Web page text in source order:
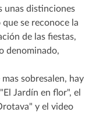
unas distinciones
se reconoce la
de las fiestas,
denominado,
sobresalen, hay
Jardín en flor", el
y el video